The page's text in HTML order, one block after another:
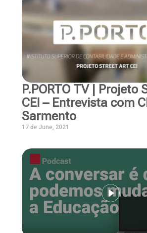
P.PORTO TV | Projeto
CEI – Entrevista com
Sarmento
17 de June, 2021